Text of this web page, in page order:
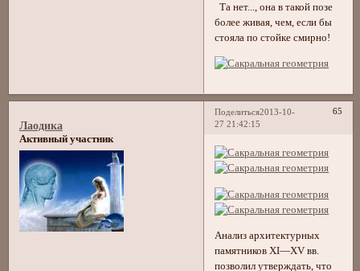
Та нет..., она в такой позе
более живая, чем, если бы
стояла по стойке смирно!
Поделиться 65
2013-10-
27 21:42:15
Лаодика
Активный участник
Анализ архитектурных
памятников XI—XV вв.
позволил утверждать, что